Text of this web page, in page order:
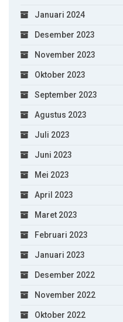
Januari 2024
Desember 2023
November 2023
Oktober 2023
September 2023
Agustus 2023
Juli 2023
Juni 2023
Mei 2023
April 2023
Maret 2023
Februari 2023
Januari 2023
Desember 2022
November 2022
Oktober 2022